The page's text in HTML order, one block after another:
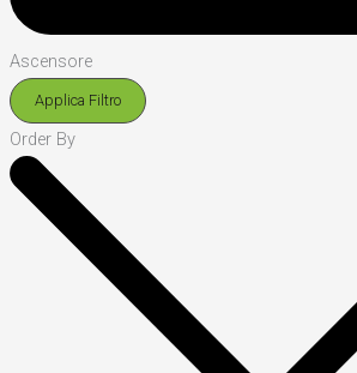
Ascensore
Applica Filtro
Order By